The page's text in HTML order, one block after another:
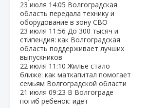
23 июля 14:05 Волгоградская
область передала технику и
оборудование в зону СВО
23 июля 11:56 До 300 тысяч и
стипендия: как Волгоградская
область поддерживает лучших
выпускников
22 июля 11:10Жильё стало
ближе: как маткапитал помогает
семьям Волгоградской области
21 июля 09:23 В Волгограде
погиб ребёнок: идёт